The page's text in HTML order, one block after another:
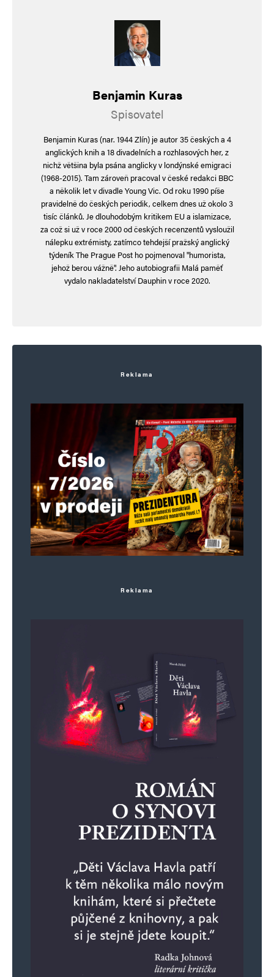
vystačili s kriminálníky v naší vládě. Jenže ono
se líp ovládá jedno mocenské centrum, kterému
vládnou nikým nevolené úřednické loutky.
Eumenes z Kardie 2.0
Když lejete (*) vodu do vína,budete mít (dříve
nebo později)…vodu.(**)
* odesíláte neúspěšné a přestárlé (politicky)
soudruhy do Bruselu
** za vodu si doplňte dle chuti….ale pokud se
voda nechá dlouho uležet v nesterilním
prostředí …
Jméno*
Webová stránka
Informujte mě o nových komentářích e-mailem.
Informujte mě o nových příspěvcích e-mailem.
Alternative:
Benjamin Kuras
Spisovatel
Benjamin Kuras (nar. 1944 Zlín) je autor 35 českých a 4
anglických knih a 18 divadelních a rozhlasových her, z
nichž většina byla psána anglicky v londýnské emigraci
(1968-2015). Tam zároveň pracoval v české redakci BBC
a několik let v divadle Young Vic. Od roku 1990 píše
pravidelně do českých periodik, celkem dnes už okolo 3
tisíc článků. Je dlouhodobým kritikem EU a islamizace,
za což si už v roce 2000 od českých recenzentů vysloužil
nálepku extrémisty, zatímco tehdejší pražský anglický
týdeník The Prague Post ho pojmenoval "humorista,
jehož berou vážně". Jeho autobiografii Malá paměť
vydalo nakladatelství Dauphin v roce 2020.
Reklama
Reklama